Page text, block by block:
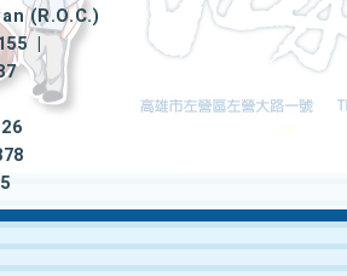
(R.O.C.)
|